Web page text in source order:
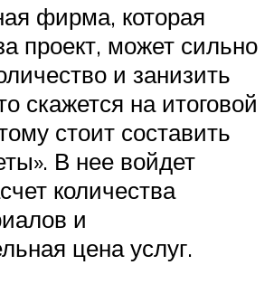
фирма, которая
проект, может сильно
и занизить
скажется на итоговой
стоит составить
В нее войдет
количества
и
цена услуг.